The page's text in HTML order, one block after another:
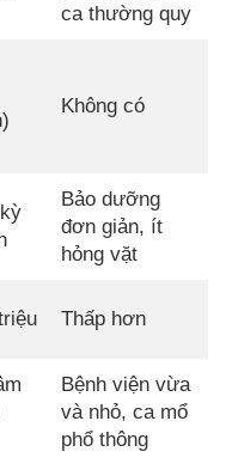
ca thường quy
Không có
Bảo dưỡng
đơn giản, ít
hỏng vặt
Thấp hơn
Bệnh viện vừa
và nhỏ, ca mổ
phổ thông